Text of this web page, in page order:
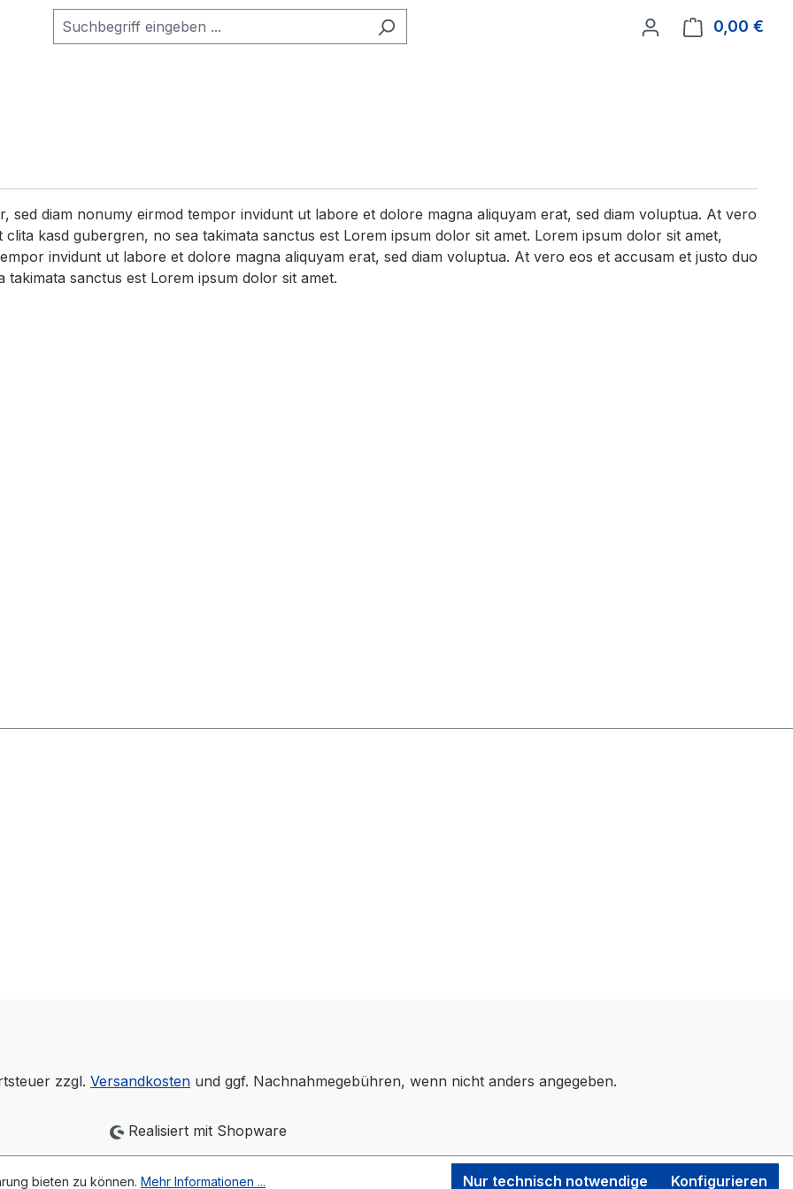
0,00 €
sed diam nonumy eirmod tempor invidunt ut labore et dolore magna aliquyam erat, sed diam voluptua. At vero
kasd gubergren, no sea takimata sanctus est Lorem ipsum dolor sit amet. Lorem ipsum dolor sit amet,
invidunt ut labore et dolore magna aliquyam erat, sed diam voluptua. At vero eos et accusam et justo duo
sanctus est Lorem ipsum dolor sit amet.
zzgl. Versandkosten und ggf. Nachnahmegebühren, wenn nicht anders angegeben.
Realisiert mit Shopware
bieten zu können. Mehr Informationen ... Nur technisch notwendige Konfigurieren